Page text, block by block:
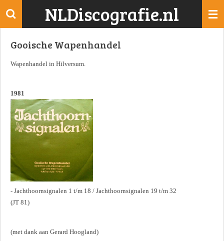
Ga
de
NLDiscografie.nl
Gooische Wapenhandel
Wapenhandel in Hilversum.
1981
- Jachthoornsignalen 1 t/m 18 / Jachthoornsignalen 19 t/m 32
(JT 81)
(met dank aan Gerard Hoogland)